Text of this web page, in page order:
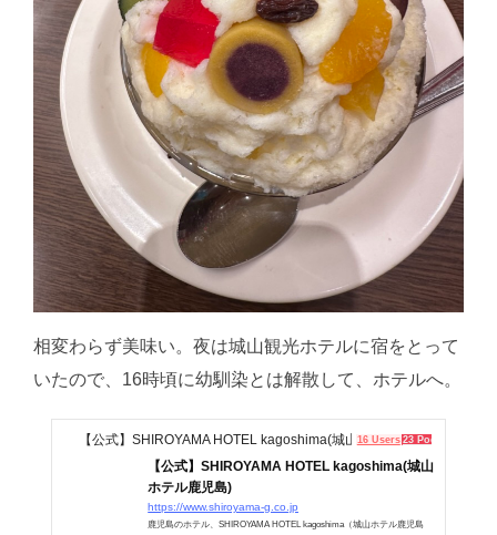
相変わらず美味い。夜は城山観光ホテルに宿をとって
いたので、16時頃に幼馴染とは解散して、ホテルへ。
【公式】SHIROYAMA HOTEL kagoshima(城山ホテル鹿児島)
16 Users 23 Pockets
【公式】SHIROYAMA HOTEL kagoshima(城山
ホテル鹿児島)
https://www.shiroyama-g.co.jp
鹿児島のホテル、SHIROYAMA HOTEL kagoshima（城山ホテル鹿児島